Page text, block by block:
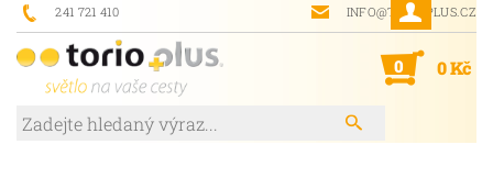
241 721 410 INFO@TORIOPLUS.CZ
0 0 Kč